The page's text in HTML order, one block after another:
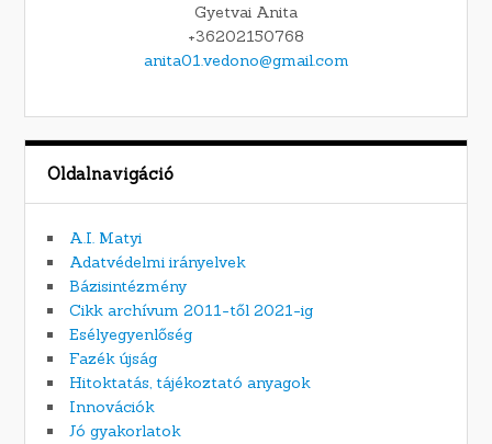
Gyetvai Anita
+36202150768
anita01.vedono@gmail.com
Oldalnavigáció
A.I. Matyi
Adatvédelmi irányelvek
Bázisintézmény
Cikk archívum 2011-től 2021-ig
Esélyegyenlőség
Fazék újság
Hitoktatás, tájékoztató anyagok
Innovációk
Jó gyakorlatok